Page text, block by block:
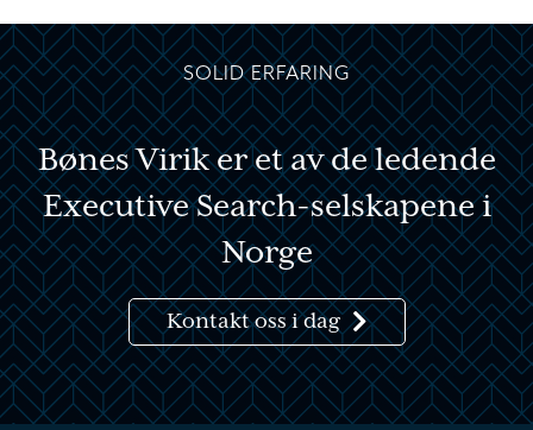
SOLID ERFARING
Bønes Virik er et av de ledende
Executive Search-selskapene i
Norge
Kontakt oss i dag